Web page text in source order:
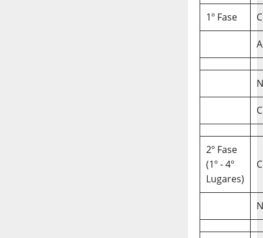
1º Fase
2º Fase
(1º - 4º
Lugares)